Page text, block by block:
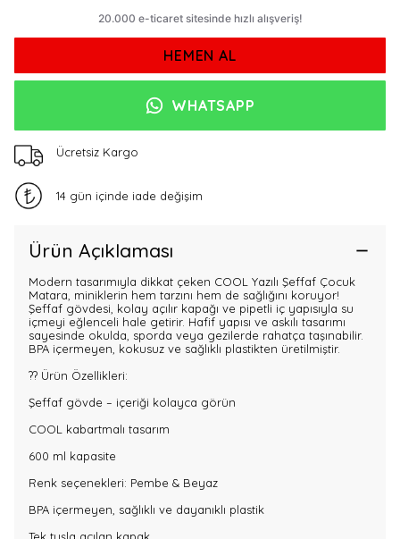
HEMEN AL
WHATSAPP
Ücretsiz Kargo
14 gün içinde iade değişim
Ürün Açıklaması
Modern tasarımıyla dikkat çeken COOL Yazılı Şeffaf Çocuk
Matara, miniklerin hem tarzını hem de sağlığını koruyor!
Şeffaf gövdesi, kolay açılır kapağı ve pipetli iç yapısıyla su
içmeyi eğlenceli hale getirir. Hafif yapısı ve askılı tasarımı
sayesinde okulda, sporda veya gezilerde rahatça taşınabilir.
BPA içermeyen, kokusuz ve sağlıklı plastikten üretilmiştir.
?? Ürün Özellikleri:
Şeffaf gövde – içeriği kolayca görün
COOL kabartmalı tasarım
600 ml kapasite
Renk seçenekleri: Pembe & Beyaz
BPA içermeyen, sağlıklı ve dayanıklı plastik